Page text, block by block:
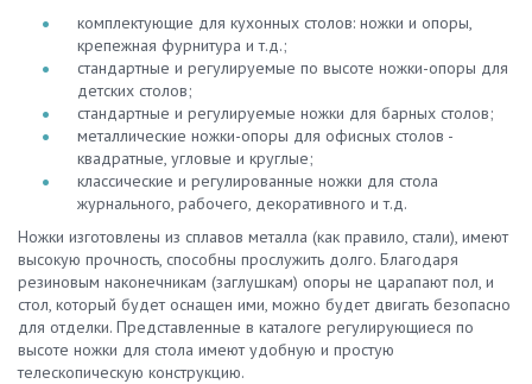
комплектующие для кухонных столов: ножки и опоры,
крепежная фурнитура и т.д.;
стандартные и регулируемые по высоте ножки-опоры для
детских столов;
стандартные и регулируемые ножки для барных столов;
металлические ножки-опоры для офисных столов -
квадратные, угловые и круглые;
классические и регулированные ножки для стола
журнального, рабочего, декоративного и т.д.
Ножки изготовлены из сплавов металла (как правило, стали), имеют
высокую прочность, способны прослужить долго. Благодаря
резиновым наконечникам (заглушкам) опоры не царапают пол, и
стол, который будет оснащен ими, можно будет двигать безопасно
для отделки. Представленные в каталоге регулирующиеся по
высоте ножки для стола имеют удобную и простую
телескопическую конструкцию.